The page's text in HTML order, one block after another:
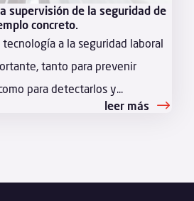
supervisión de la seguridad de
concreto.
a la seguridad laboral
tanto para prevenir
para detectarlos y...
leer más